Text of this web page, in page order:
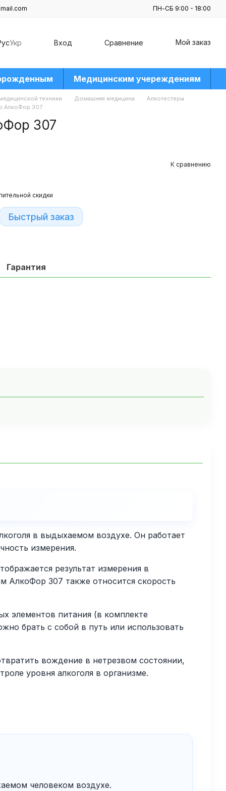
ПН-СБ 9:00 - 18:00
Укр Вход Сравнение Мой заказ
Медицинским учереждениям
техники Домашняя медицина
Алкотестеры
АлкоФор 307
307
К сравнению
скидки
Быстрый заказ
Гарантия
в выдыхаемом воздухе. Он работает
измерения.
результат измерения в
АлкоФор 307 также относится скорость
элементов питания (в комплекте
брать с собой в путь или использовать
вождение в нетрезвом состоянии,
уровня алкоголя в организме.
человеком воздухе.